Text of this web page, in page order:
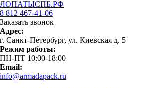
ЛОПАТЫСПБ.РФ
8 812 467-41-06
Заказать звонок
Адрес:
г. Санкт-Петербург, ул. Киевская д. 5
Режим работы:
ПН-ПТ 10:00-18:00
Email:
info@armadapack.ru